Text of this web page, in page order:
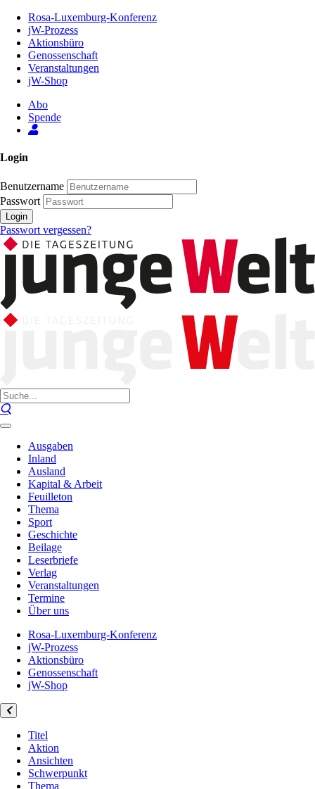
Inhalt
Seite
Rosa-Luxemburg-Konferenz
jW-Prozess
Aktionsbüro
Genossenschaft
Veranstaltungen
jW-Shop
Abo
Spende
Login
Benutzername
Passwort
Login
Passwort vergessen?
Ausgaben
Inland
Ausland
Kapital & Arbeit
Feuilleton
Thema
Sport
Geschichte
Beilage
Leserbriefe
Verlag
Veranstaltungen
Termine
Über uns
Rosa-Luxemburg-Konferenz
jW-Prozess
Aktionsbüro
Genossenschaft
jW-Shop
Titel
Aktion
Ansichten
Schwerpunkt
Thema